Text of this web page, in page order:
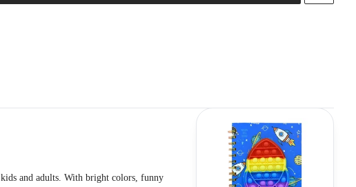
and adults. With bright colors, funny